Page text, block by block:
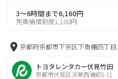
3～6時間まで6,160円
免責補償制度1,100円
京都府京都市下京区下魚棚四丁目
トヨタレンタカー伏見竹田
京都市伏見区深草西浦町8-11